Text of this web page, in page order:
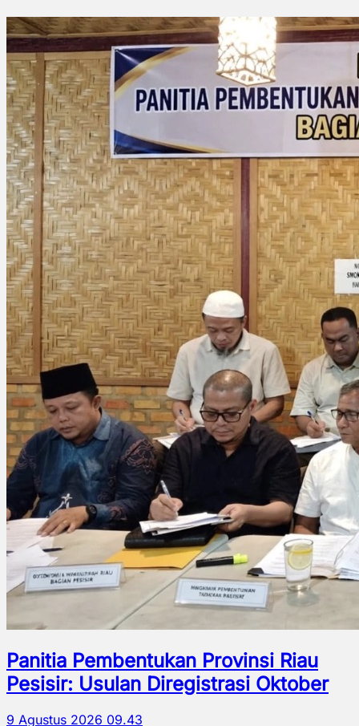
Panitia Pembentukan Provinsi Riau
Pesisir: Usulan Diregistrasi Oktober
9 Agustus 2026 09.43